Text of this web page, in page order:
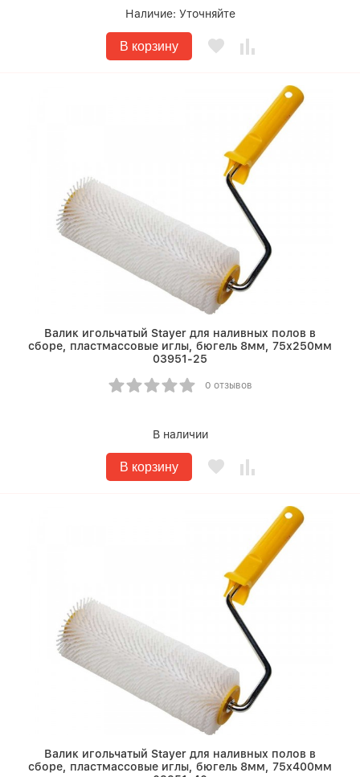
Наличие: Уточняйте
В корзину
Валик игольчатый Stayer для наливных полов в
сборе, пластмассовые иглы, бюгель 8мм, 75х250мм
03951-25
0 отзывов
В наличии
В корзину
Валик игольчатый Stayer для наливных полов в
сборе, пластмассовые иглы, бюгель 8мм, 75х400мм